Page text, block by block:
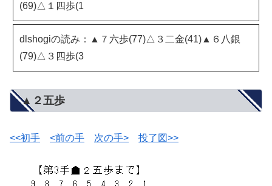
(69)△１四歩(1
dlshogiの読み：▲７六歩(77)△３二金(41)▲６八銀
(79)△３四歩(3
▲２五歩
<<初手 <前の手 次の手> 投了図>>